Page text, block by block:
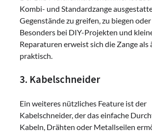
Kombi- und Standardzange
Gegenstände zu greifen, zu biegen
Besonders bei DIY-Projekten und
Reparaturen erweist sich die Zange als
praktisch.
3. Kabelschneider
Ein weiteres nützliches Feature ist der
Kabelschneider, der das einfache
Kabeln, Drähten oder Metallseilen